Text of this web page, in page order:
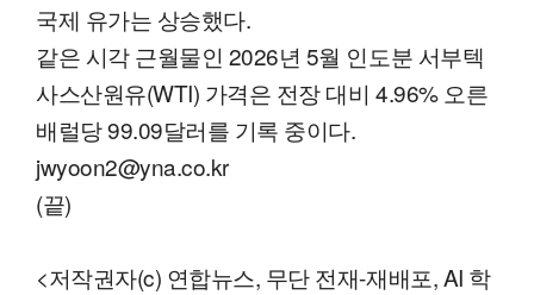
국제 유가는 상승했다.
같은 시각 근월물인 2026년 5월 인도분 서부텍
사스산원유(WTI) 가격은 전장 대비 4.96% 오른
배럴당 99.09달러를 기록 중이다.
jwyoon2@yna.co.kr
(끝)
<저작권자(c) 연합뉴스, 무단 전재-재배포, AI 학